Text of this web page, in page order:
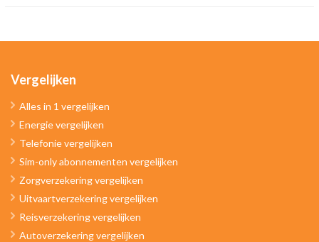
Vergelijken
Alles in 1 vergelijken
Energie vergelijken
Telefonie vergelijken
Sim-only abonnementen vergelijken
Zorgverzekering vergelijken
Uitvaartverzekering vergelijken
Reisverzekering vergelijken
Autoverzekering vergelijken